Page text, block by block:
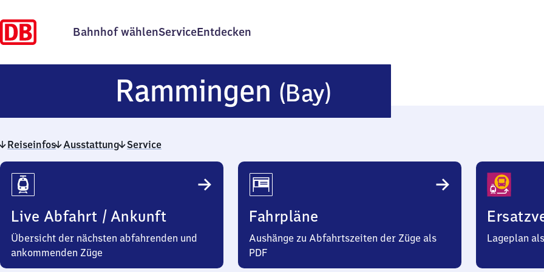
Bahnhof wählenServiceEntdecken
Rammingen (Bay)
(Bayern)
Reiseinfos Ausstattung Service
Reiseinfos
Live Abfahrt / Ankunft
Übersicht der nächsten abfahrenden und
ankommenden Züge
Fahrpläne
Aushänge zu Abfahrtszeiten der Züge als
PDF
Lageplan